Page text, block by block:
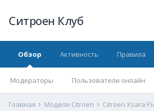
Ситроен Клуб
Обзор
Модераторы Пользователи онлайн
Активность Правила
Главная Модели Citroen Citroen Xsara